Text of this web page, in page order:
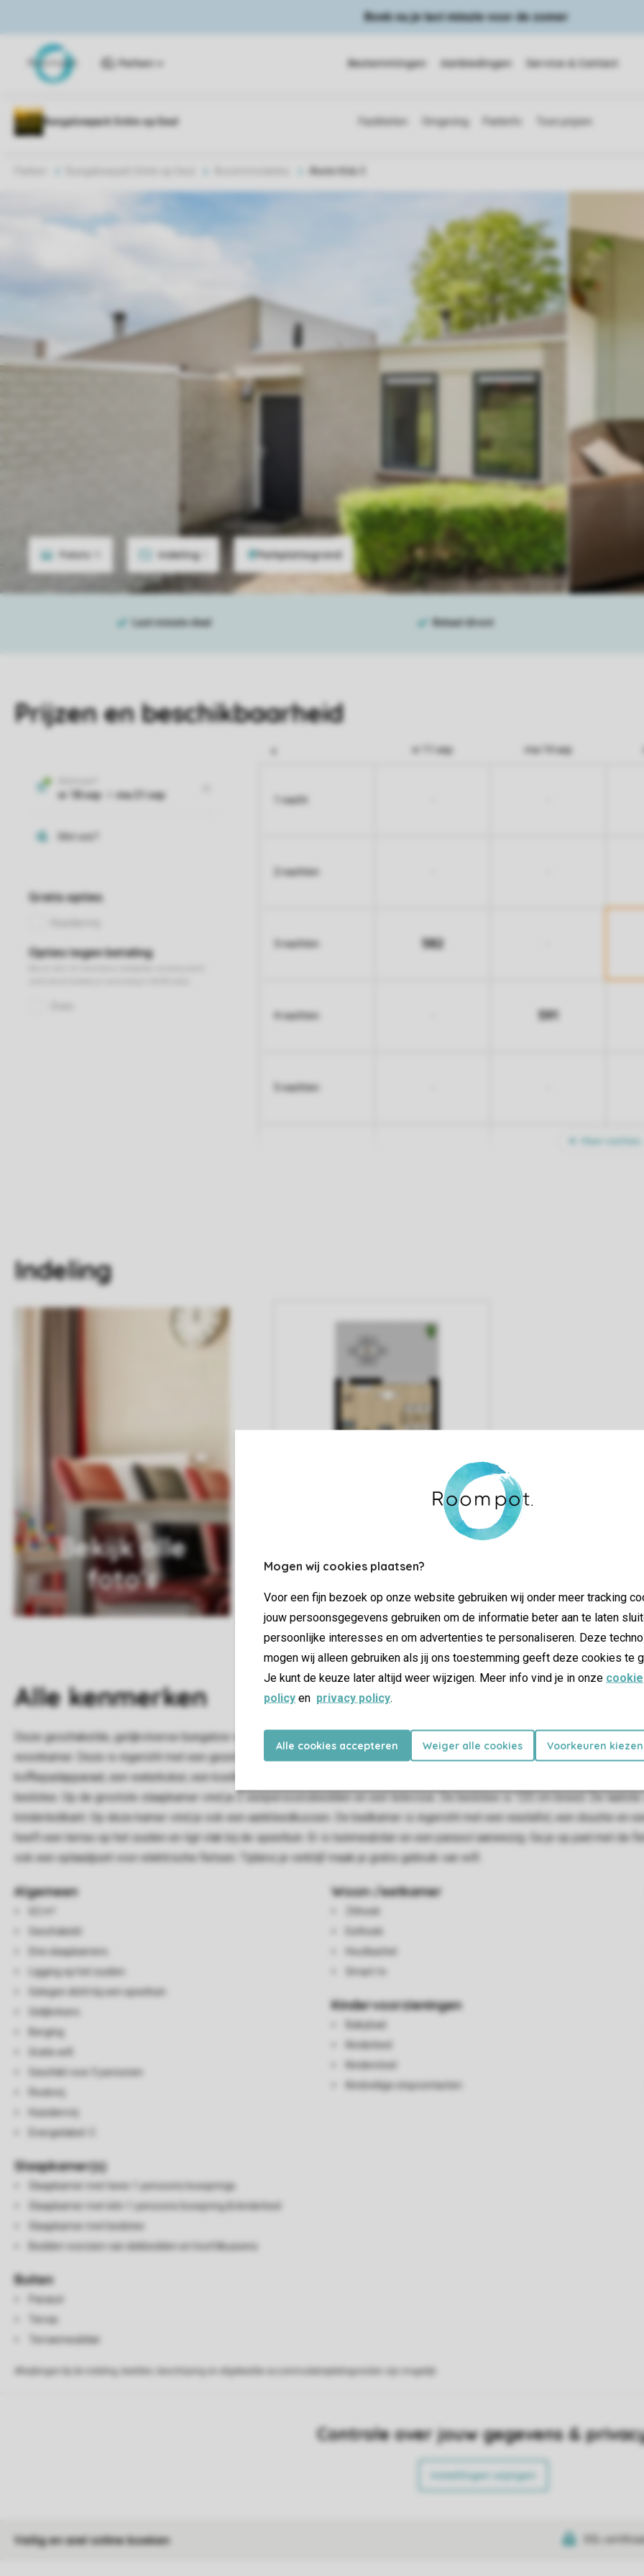
Mogen wij cookies plaatsen?
Voor een fijn bezoek op onze website gebruiken wij onder meer tracking
jouw persoonsgegevens gebruiken om de informatie beter aan te laten
persoonlijke interesses en om advertenties te personaliseren. Deze
mogen wij alleen gebruiken als jij ons toestemming geeft deze cookies te
Je kunt de keuze later altijd weer wijzigen. Meer info vind je in onze cookie
policy en privacy policy.
Alle cookies accepteren Weiger alle cookies Voorkeuren kiezen
Boek nu je last minute voor de zomer
Parken Bestemmingen Aanbiedingen Service & Contact
Akelei Kids 5
Foto's Indeling
Prijzen en beschikbaarheid
vr 11 sep ma 14 sep
1 nacht
2 nachten
3 nachten 582
4 nachten 591
5 nachten
Indeling
Bekijk alle
foto's
Allekenmerken
Deze geschakelde, gelijkvloerse bungalow is kindvriendelijk ingericht en geschikt voor maximaal 3 volwassenen en 2
woonkamer. Deze is ingericht met een gezellige zithoek met smart-tv, dvd-speler en een open haard. De open keuken is
koffiepadapparaat, een waterkoker, een koelkast met vriesvak, een combimagnetron en een vaatwasser. Ook is er een
bedstee. Op de grootste slaapkamer vind je 2 eenpersoonsbedden en een televisie. De bedstee is 120 cm breed. De
kinderledikant. Op deze kamer vind je ook een aankleedkussen. De badkamer is ingericht met een wastafel, een douche en
heeft een terras op het zuiden en ligt vlak bij de speeltuin. Er is tuinmeubilair en een parasol aanwezig. Ga je op pad met de
ook een oplaadpunt voor elektrische fietsen. Tijdens je verblijf maak je gratis gebruik van wifi.
Algemeen
Geschakeld
Drie slaapkamers
Ligging op het zuiden
Gelegen dicht bij een speeltuin
Gelijkvloers
Berging
Gratis wifi
Geschikt voor 5 personen
Rookvrij
Huisdiervrij
Energielabel: C
Slaapkamer(s)
Slaapkamer met twee 1-persoons boxsprings
Slaapkamer met één 1-persoons boxspring & kinderbed
Slaapkamer met bedstee
Bedden voorzien van dekbedden en hoofdkussens
Buiten
Parasol
Terras
Terrasmeubilair
Woon-/eetkamer
Zithoek
Eethoek
Houtkachel
Smart-tv
Kindervoorzieningen
Babybad
Kinderbed
Kinderstoel
Kindveilige stopcontacten
Controle over jouw gegevens &
Instellingen wijzigen
Veilig en snel online boeken SSL certificaat